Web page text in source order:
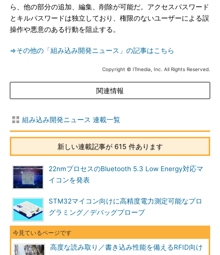
ら、他の部分の追加、編集、削除が可能だ。アクセスパスワード
とキルパスワードは独立しており、権限のないユーザーによる誤
操作や悪意のある行動を阻止する。
⇒その他の「組み込み開発ニュース」の記事はこちら
Copyright © ITmedia, Inc. All Rights Reserved.
関連情報
組み込み開発ニュース 連載一覧
新しい連載記事が 615 件あります
22nmプロセスのBluetooth 5.3 Low Energy対応マ
イコンを発表
STM32マイコン向けに高精度電力測定可能なプロ
グラミング／デバッグプローブ
高度な読み取り／書き込み性能を備えるRFID向け